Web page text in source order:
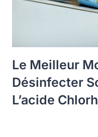
Le Meilleur
Désinfecter
L’acide